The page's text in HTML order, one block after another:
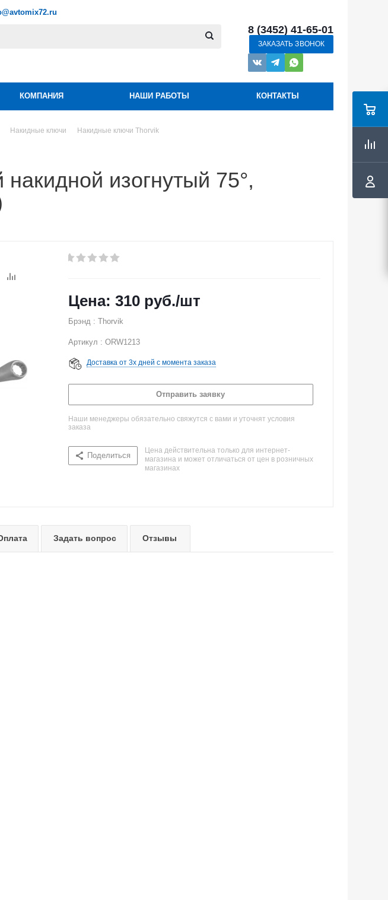
8 (3452) 41-65-01
ЗАКАЗАТЬ ЗВОНОК
КОМПАНИЯ НАШИ РАБОТЫ КОНТАКТЫ
Накидные ключи
Накидные ключи Thorvik
изогнутый 75°,
310 руб./шт
Брэнд : Thorvik
Артикул : ORW1213
Доставка от 3х дней с момента заказа
Отправить заявку
Наши менеджеры обязательно свяжутся с вами и уточнят условия
заказа
Поделиться
Цена действительна только для интернет-
магазина и может отличаться от цен в розничных
магазинах
Задать вопрос Отзывы